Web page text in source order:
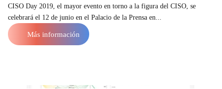
CISO Day 2019, el mayor evento en torno a la figura del CISO, se
celebrará el 12 de junio en el Palacio de la Prensa en...
Más información